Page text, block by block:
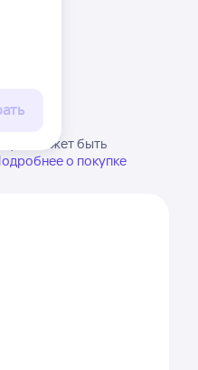
может быть
о покупке